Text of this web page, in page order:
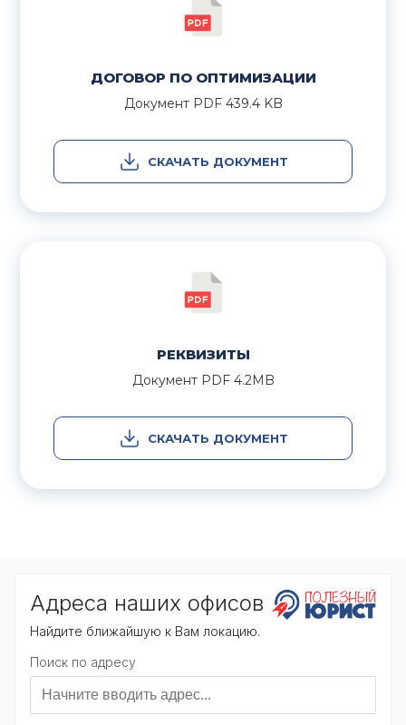
ДОГОВОР ПО ОПТИМИЗАЦИИ
Документ PDF439.4 KB
СКАЧАТЬ ДОКУМЕНТ
РЕКВИЗИТЫ
Документ PDF4.2MB
СКАЧАТЬ ДОКУМЕНТ